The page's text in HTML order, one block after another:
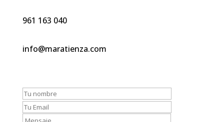
961 163 040
info@maratienza.com